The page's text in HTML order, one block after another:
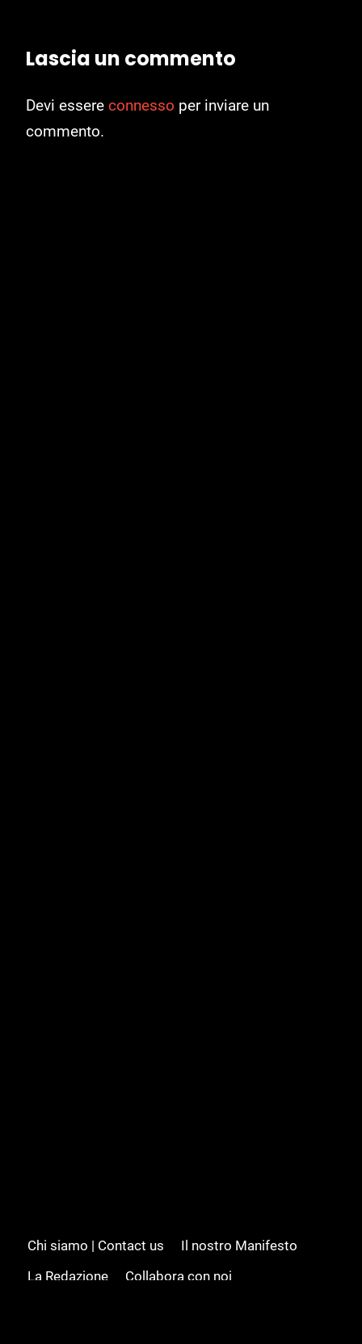
Lascia un commento
Devi essere connesso per inviare un
commento.
Chi siamo | Contact us
Il nostro Manifesto
La Redazione
Collabora con noi